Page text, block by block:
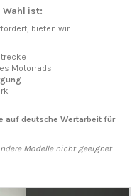
ist:
bieten wir:
Motorrads
auf deutsche Wertarbeit für
Modelle nicht geeignet